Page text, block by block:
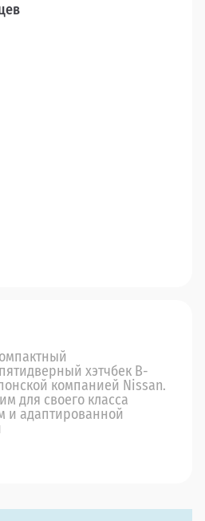
хэтчбек B-
компанией Nissan.
для своего класса
и адаптированной